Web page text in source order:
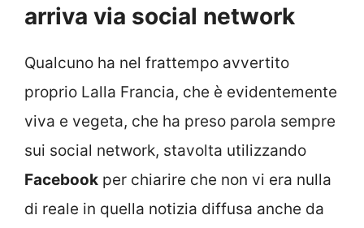
arriva via social network
Qualcuno ha nel frattempo avvertito
proprio Lalla Francia, che è evidentemente
viva e vegeta, che ha preso parola sempre
sui social network, stavolta utilizzando
Facebook per chiarire che non vi era nulla
di reale in quella notizia diffusa anche da